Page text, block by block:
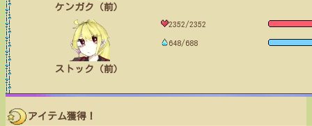
ケンガク（前）
ストック（前）
2352/2352
648/688
アイテム獲得！